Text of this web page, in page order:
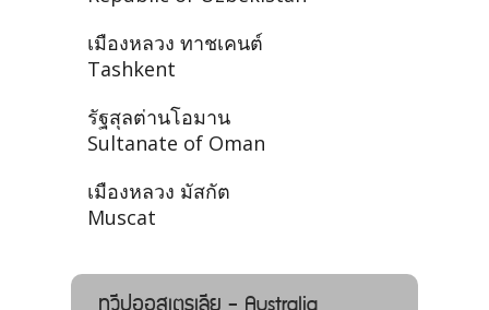
เมืองหลวง ทาชเคนต์
Tashkent
รัฐสุลต่านโอมาน
Sultanate of Oman
เมืองหลวง มัสกัต
Muscat